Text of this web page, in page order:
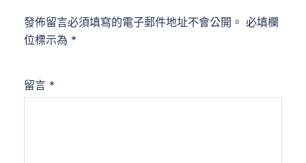
發佈留言必須填寫的電子郵件地址不會公開。 必填欄
位標示為 *
留言 *